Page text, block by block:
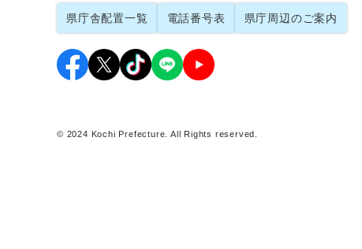
県庁舎配置一覧 電話番号表 県庁周辺のご案内
© 2024 Kochi Prefecture. All Rights reserved.